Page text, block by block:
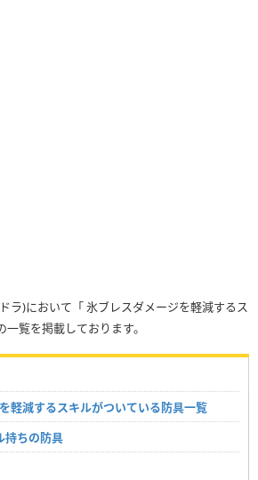
ラ)において「 氷ブレスダメージを軽減するス
覧を掲載しております。
軽減するスキルがついている防具一覧
持ちの防具